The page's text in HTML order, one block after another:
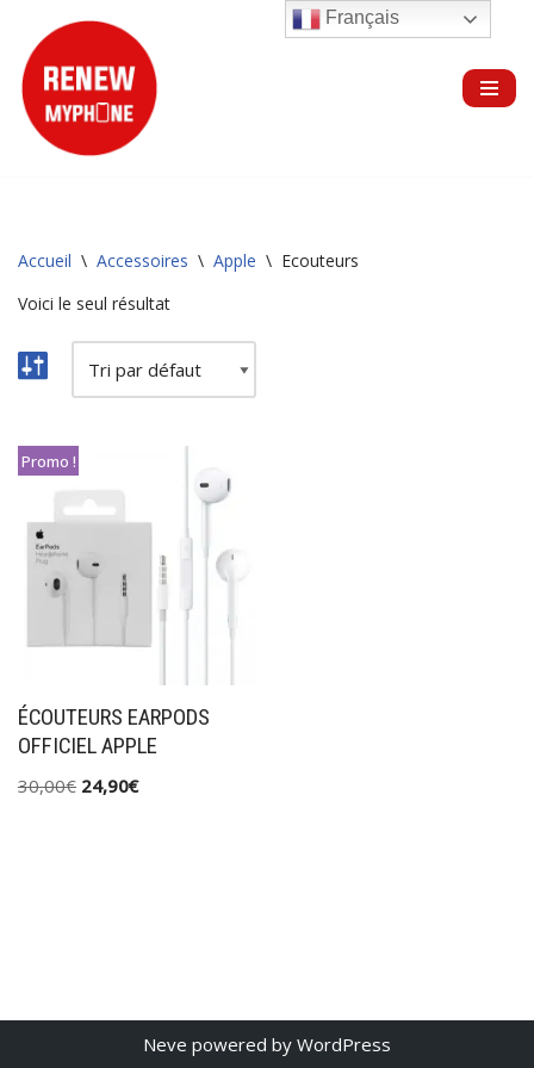
Aller
au
contenu
Accueil \ Accessoires \ Apple \ Ecouteurs
Voici le seul résultat
Promo !
ÉCOUTEURS EARPODS
OFFICIEL APPLE
30,00€ 24,90€
Neve powered by WordPress
Français